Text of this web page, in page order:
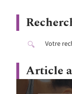
Article